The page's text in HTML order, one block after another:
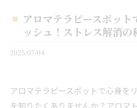
アロマテラピースポット
ッシュ！ストレス解消の
2025/07/04
アロマテラピースポットで心身を
を知りたくありませんか？アロマ